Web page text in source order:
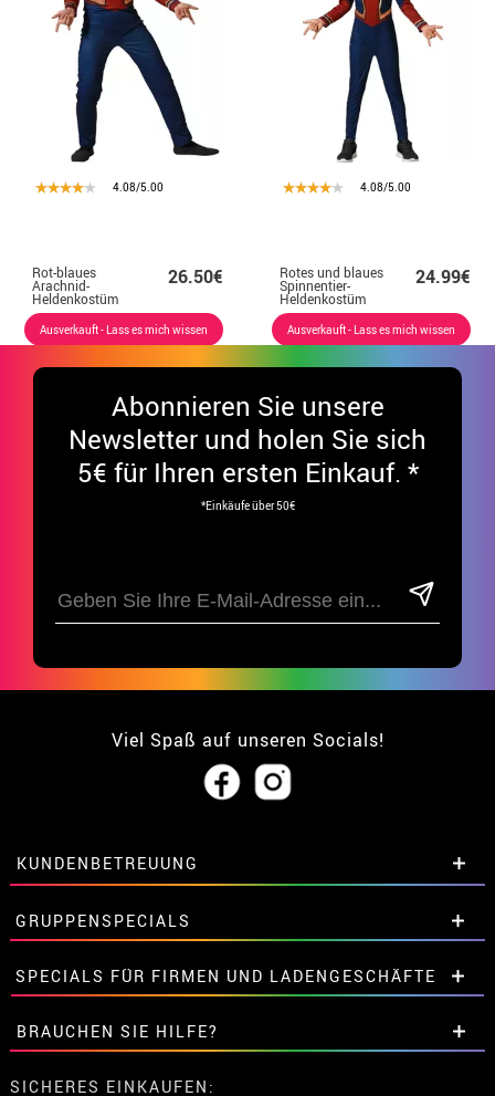
4.08/5.00
Rot-blaues
Arachnid-
Heldenkostüm
für Herren
26.50€
Ausverkauft - Lass es mich wissen
4.08/5.00
Rotes und blaues
Spinnentier-
Heldenkostüm
für Kinder
24.99€
Ausverkauft - Lass es mich wissen
Abonnieren Sie unsere
Newsletter und holen Sie sich
5€ für Ihren ersten Einkauf. *
*Einkäufe über 50€
Viel Spaß auf unseren Socials!
KUNDENBETREUUNG
• Über uns
• Verkaufskonditionen
• Rechtlicher HinweisundDatenschutz
• Kundendienst
• Cookie-Verwendung
•Cookie-Einstellungen
GRUPPENSPECIALS
Extrarabatte für Gruppen.
Kontaktieren Sie uns hier.
SPECIALS FÜR FIRMEN UND LADENGESCHÄFTE
Extrarabatte für Gruppen.
Kontaktieren Sie uns hier.
BRAUCHEN SIE HILFE?
Meine bestellung ist noch nicht erfolgt
SICHERES EINKAUFEN: